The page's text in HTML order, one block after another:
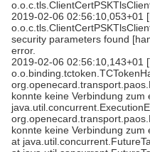
2019-02-06 02:56:10,053+01
security parameters found
error.
2019-02-06 02:56:10,143+01
konnte keine Verbindung
konnte keine Verbindung
at